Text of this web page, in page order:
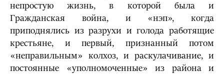
непростую жизнь, в которой была и
Гражданская война, и «нэп», когда
приподнялись из разрухи и голода работящие
крестьяне, и первый, признанный потом
«неправильным» колхоз, и раскулачивание, и
постоянные «уполномоченные» из района и